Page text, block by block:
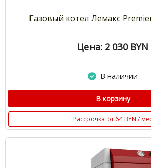
Газовый котел Лемакс
Цена: 2 030 BYN
В наличии
В корзину
Рассрочка от 64 BYN /